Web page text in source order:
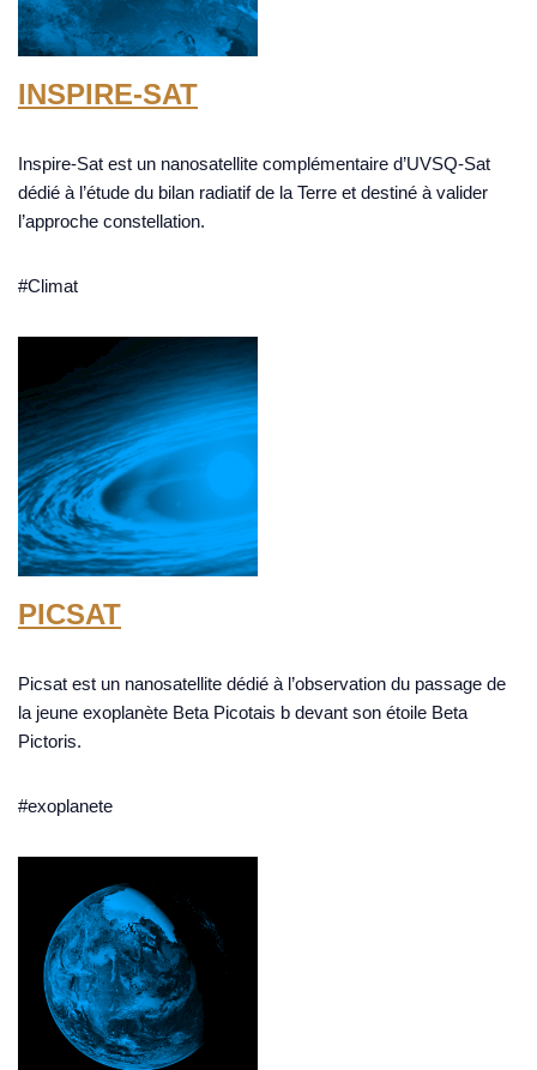
INSPIRE-SAT
Inspire-Sat est un nanosatellite complémentaire d’UVSQ-Sat
dédié à l’étude du bilan radiatif de la Terre et destiné à valider
l’approche constellation.
#Climat
PICSAT
Picsat est un nanosatellite dédié à l’observation du passage de
la jeune exoplanète Beta Picotais b devant son étoile Beta
Pictoris.
#exoplanete